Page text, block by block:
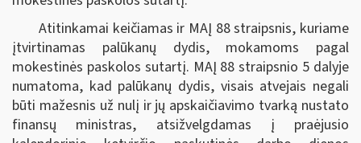
Atitinkamai keičiamas ir MAĮ 88 straipsnis, kuriame
įtvirtinamas palūkanų dydis, mokamoms pagal
mokestinės paskolos sutartį. MAĮ 88 straipsnio 5 dalyje
numatoma, kad palūkanų dydis, visais atvejais negali
būti mažesnis už nulį ir jų apskaičiavimo tvarką nustato
finansų ministras, atsižvelgdamas į praėjusio